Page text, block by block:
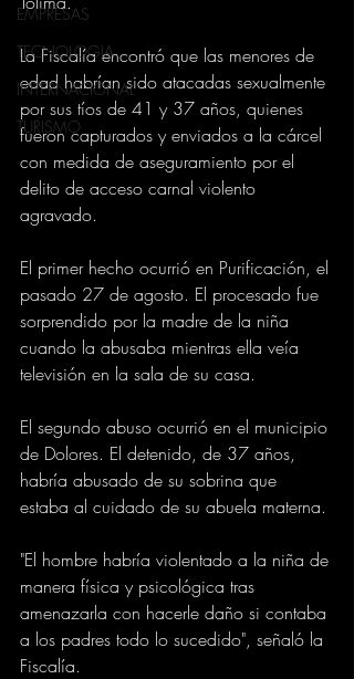
EMPRESAS
TECNOLOGIA
INTERNACIONAL
TURISMO
La Fiscalía encontró que las menores de
edad habrían sido atacadas sexualmente
por sus tíos de 41 y 37 años, quienes
fueron capturados y enviados a la cárcel
con medida de aseguramiento por el
delito de acceso carnal violento
agravado.
El primer hecho ocurrió en Purificación, el
pasado 27 de agosto. El procesado fue
sorprendido por la madre de la niña
cuando la abusaba mientras ella veía
televisión en la sala de su casa.
El segundo abuso ocurrió en el municipio
de Dolores. El detenido, de 37 años,
habría abusado de su sobrina que
estaba al cuidado de su abuela materna.
"El hombre habría violentado a la niña de
manera física y psicológica tras
amenazarla con hacerle daño si contaba
a los padres todo lo sucedido", señaló la
Fiscalía.